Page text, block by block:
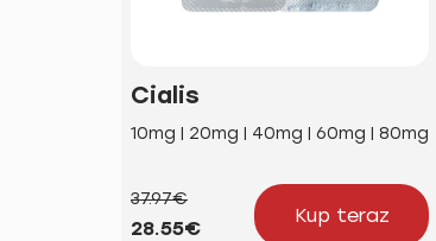
Cialis
10mg | 20mg | 40mg | 60mg | 80mg
37.97€
28.55€
Kup teraz